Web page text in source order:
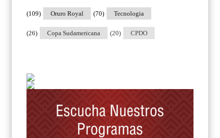
Oruro Royal
(109) Tecnologia
(70)
Copa Sudamericana
(26) CPDO
(20)